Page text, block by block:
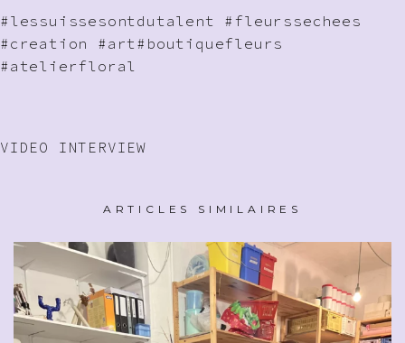
#lessuissesontdutalent
#fleurssechees
#creation
#art #boutiquefleurs
#atelierfloral
VIDEO INTERVIEW
ARTICLES SIMILAIRES